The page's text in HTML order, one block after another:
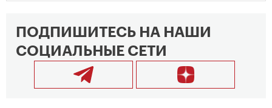
ПОДПИШИТЕСЬ НА НАШИ
СОЦИАЛЬНЫЕ СЕТИ